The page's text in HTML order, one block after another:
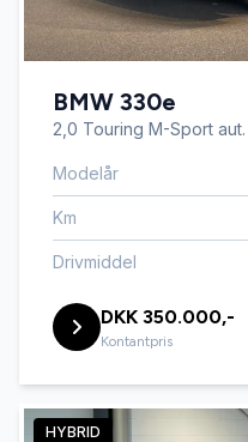
BMW 330e
2,0 Touring M-Sport aut.
Modelår
Km
Drivmiddel
DKK 350.000,-
Kontantpris
HYBRID